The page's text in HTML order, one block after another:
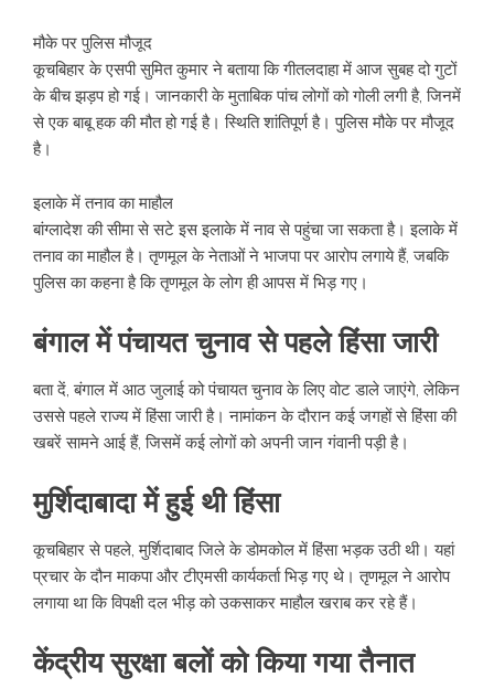
मौके पर पुलिस मौजूद
कूचबिहार के एसपी सुमित कुमार ने बताया कि गीतलदाहा में आज सुबह दो गुटों
के बीच झड़प हो गई। जानकारी के मुताबिक पांच लोगों को गोली लगी है, जिनमें
से एक बाबू हक की मौत हो गई है। स्थिति शांतिपूर्ण है। पुलिस मौके पर मौजूद
है।
इलाके में तनाव का माहौल
बांग्लादेश की सीमा से सटे इस इलाके में नाव से पहुंचा जा सकता है। इलाके में
तनाव का माहौल है। तृणमूल के नेताओं ने भाजपा पर आरोप लगाये हैं, जबकि
पुलिस का कहना है कि तृणमूल के लोग ही आपस में भिड़ गए।
बंगाल में पंचायत चुनाव से पहले हिंसा जारी
बता दें, बंगाल में आठ जुलाई को पंचायत चुनाव के लिए वोट डाले जाएंगे, लेकिन
उससे पहले राज्य में हिंसा जारी है। नामांकन के दौरान कई जगहों से हिंसा की
खबरें सामने आई हैं, जिसमें कई लोगों को अपनी जान गंवानी पड़ी है।
मुर्शिदाबादा में हुई थी हिंसा
कूचबिहार से पहले, मुर्शिदाबाद जिले के डोमकोल में हिंसा भड़क उठी थी। यहां
प्रचार के दौन माकपा और टीएमसी कार्यकर्ता भिड़ गए थे। तृणमूल ने आरोप
लगाया था कि विपक्षी दल भीड़ को उकसाकर माहौल खराब कर रहे हैं।
केंद्रीय सुरक्षा बलों को किया गया तैनात